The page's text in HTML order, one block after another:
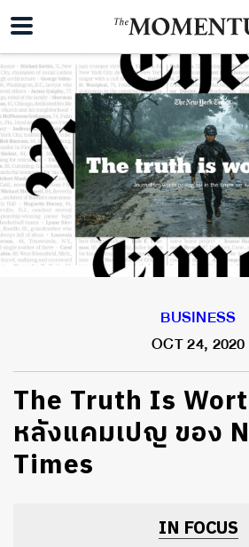
BUSINESS
OCT 24, 2020
The Truth Is
หลังแคมเปญ ของ
Times
IN FOCUS